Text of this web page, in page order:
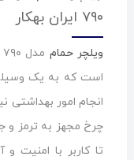
۷۹۰ ایران بهکار
ویلچر حمام
است که به یک
انجام امور بهداشتی
چرخ مجهز به ترمز و
تا کاربر با امنیت